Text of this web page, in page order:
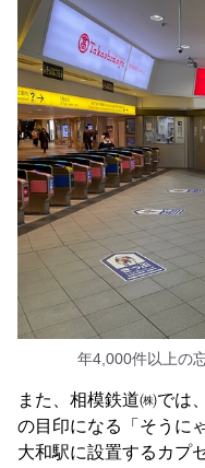
年4,000件以上の
また、相模鉄道㈱では
の目印になる「そうに
大和駅に設置するカプ